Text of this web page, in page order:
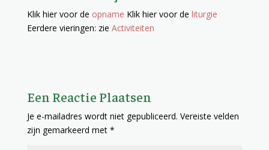
Klik hier voor de opname Klik hier voor de liturgie
Eerdere vieringen: zie Activiteiten
Een Reactie Plaatsen
Je e-mailadres wordt niet gepubliceerd. Vereiste velden
zijn gemarkeerd met *